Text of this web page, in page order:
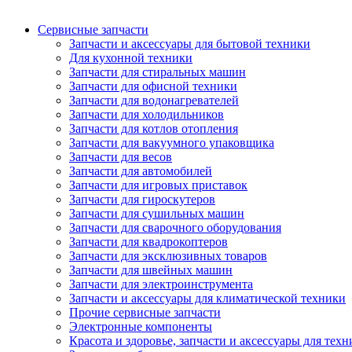
Сервисные запчасти
Запчасти и аксессуары для бытовой техники
Для кухонной техники
Запчасти для стиральных машин
Запчасти для офисной техники
Запчасти для водонагревателей
Запчасти для холодильников
Запчасти для котлов отопления
Запчасти для вакуумного упаковщика
Запчасти для весов
Запчасти для автомобилей
Запчасти для игровых приставок
Запчасти для гироскутеров
Запчасти для сушильных машин
Запчасти для сварочного оборудования
Запчасти для квадрокоптеров
Запчасти для эксклюзивных товаров
Запчасти для швейных машин
Запчасти для электроинструмента
Запчасти и аксессуары для климатической техники
Прочие сервисные запчасти
Электронные компоненты
Красота и здоровье, запчасти и аксессуары для